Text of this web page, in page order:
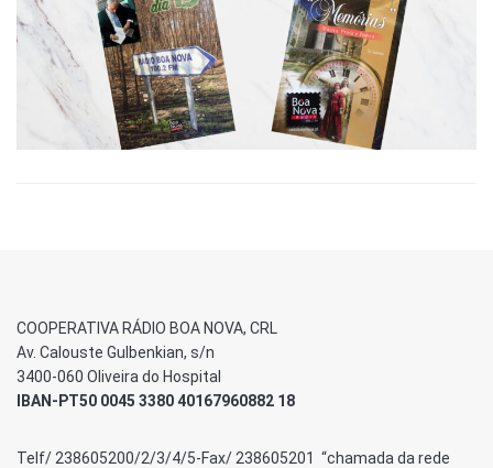
COOPERATIVA RÁDIO BOA NOVA, CRL
Av. Calouste Gulbenkian, s/n
3400-060 Oliveira do Hospital
IBAN-PT50 0045 3380 40167960882 18
Telf/ 238605200/2/3/4/5-Fax/ 238605201 “chamada da rede